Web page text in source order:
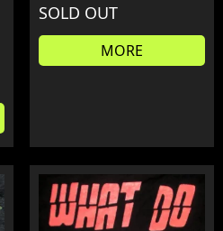
SOLD OUT
MORE